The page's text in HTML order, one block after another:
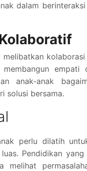
dalam
empati
anak-anak
solusi bersama.
perlu dilatih
Pendidikan yang
melihat